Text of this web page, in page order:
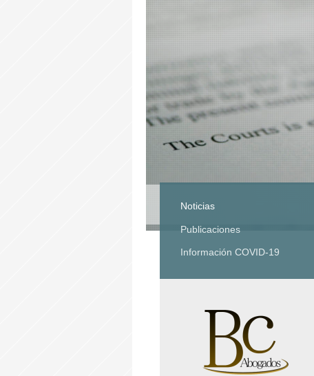
Noticias
Publicaciones
Información COVID-19